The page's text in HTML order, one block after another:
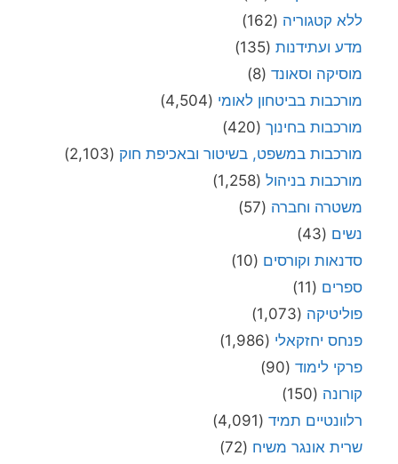
ללא קטגוריה (162)
מדע ועתידנות (135)
מוסיקה וסאונד (8)
מורכבות בביטחון לאומי (4,504)
מורכבות בחינוך (420)
מורכבות במשפט, בשיטור ובאכיפת חוק (2,103)
מורכבות בניהול (1,258)
משטרה וחברה (57)
נשים (43)
סדנאות וקורסים (10)
ספרים (11)
פוליטיקה (1,073)
פנחס יחזקאלי (1,986)
פרקי לימוד (90)
קורונה (150)
רלוונטיים תמיד (4,091)
שרית אונגר משיח (72)